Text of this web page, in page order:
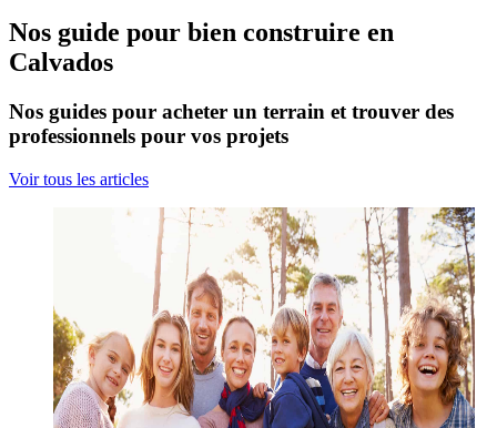
Nos guide pour bien construire en
Calvados
Nos guides pour acheter un terrain et trouver des
professionnels pour vos projets
Voir tous les articles